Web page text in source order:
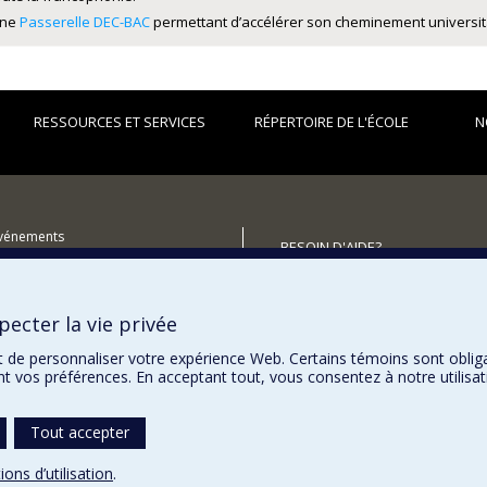
Passerelle DEC-BACpermettant d’accélérer son cheminement
RESSOURCES ET SERVICES RÉPERTOIRE DE L'ÉCOLE
BESOIN D'AIDE?
la vie privée
de personnaliser votre expérience Web. Certains témoins sont
vos préférences. En acceptant tout, vous consentez à notre
Tout accepter
d’utilisation.